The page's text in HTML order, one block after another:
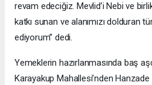
revam edeciğiz. Mevlid’i Nebi ve
katkı sunan ve alanımızı dolduran
ediyorum’’ dedi.
Yemeklerin hazırlanmasında baş
Karayakup Mahallesi’nden